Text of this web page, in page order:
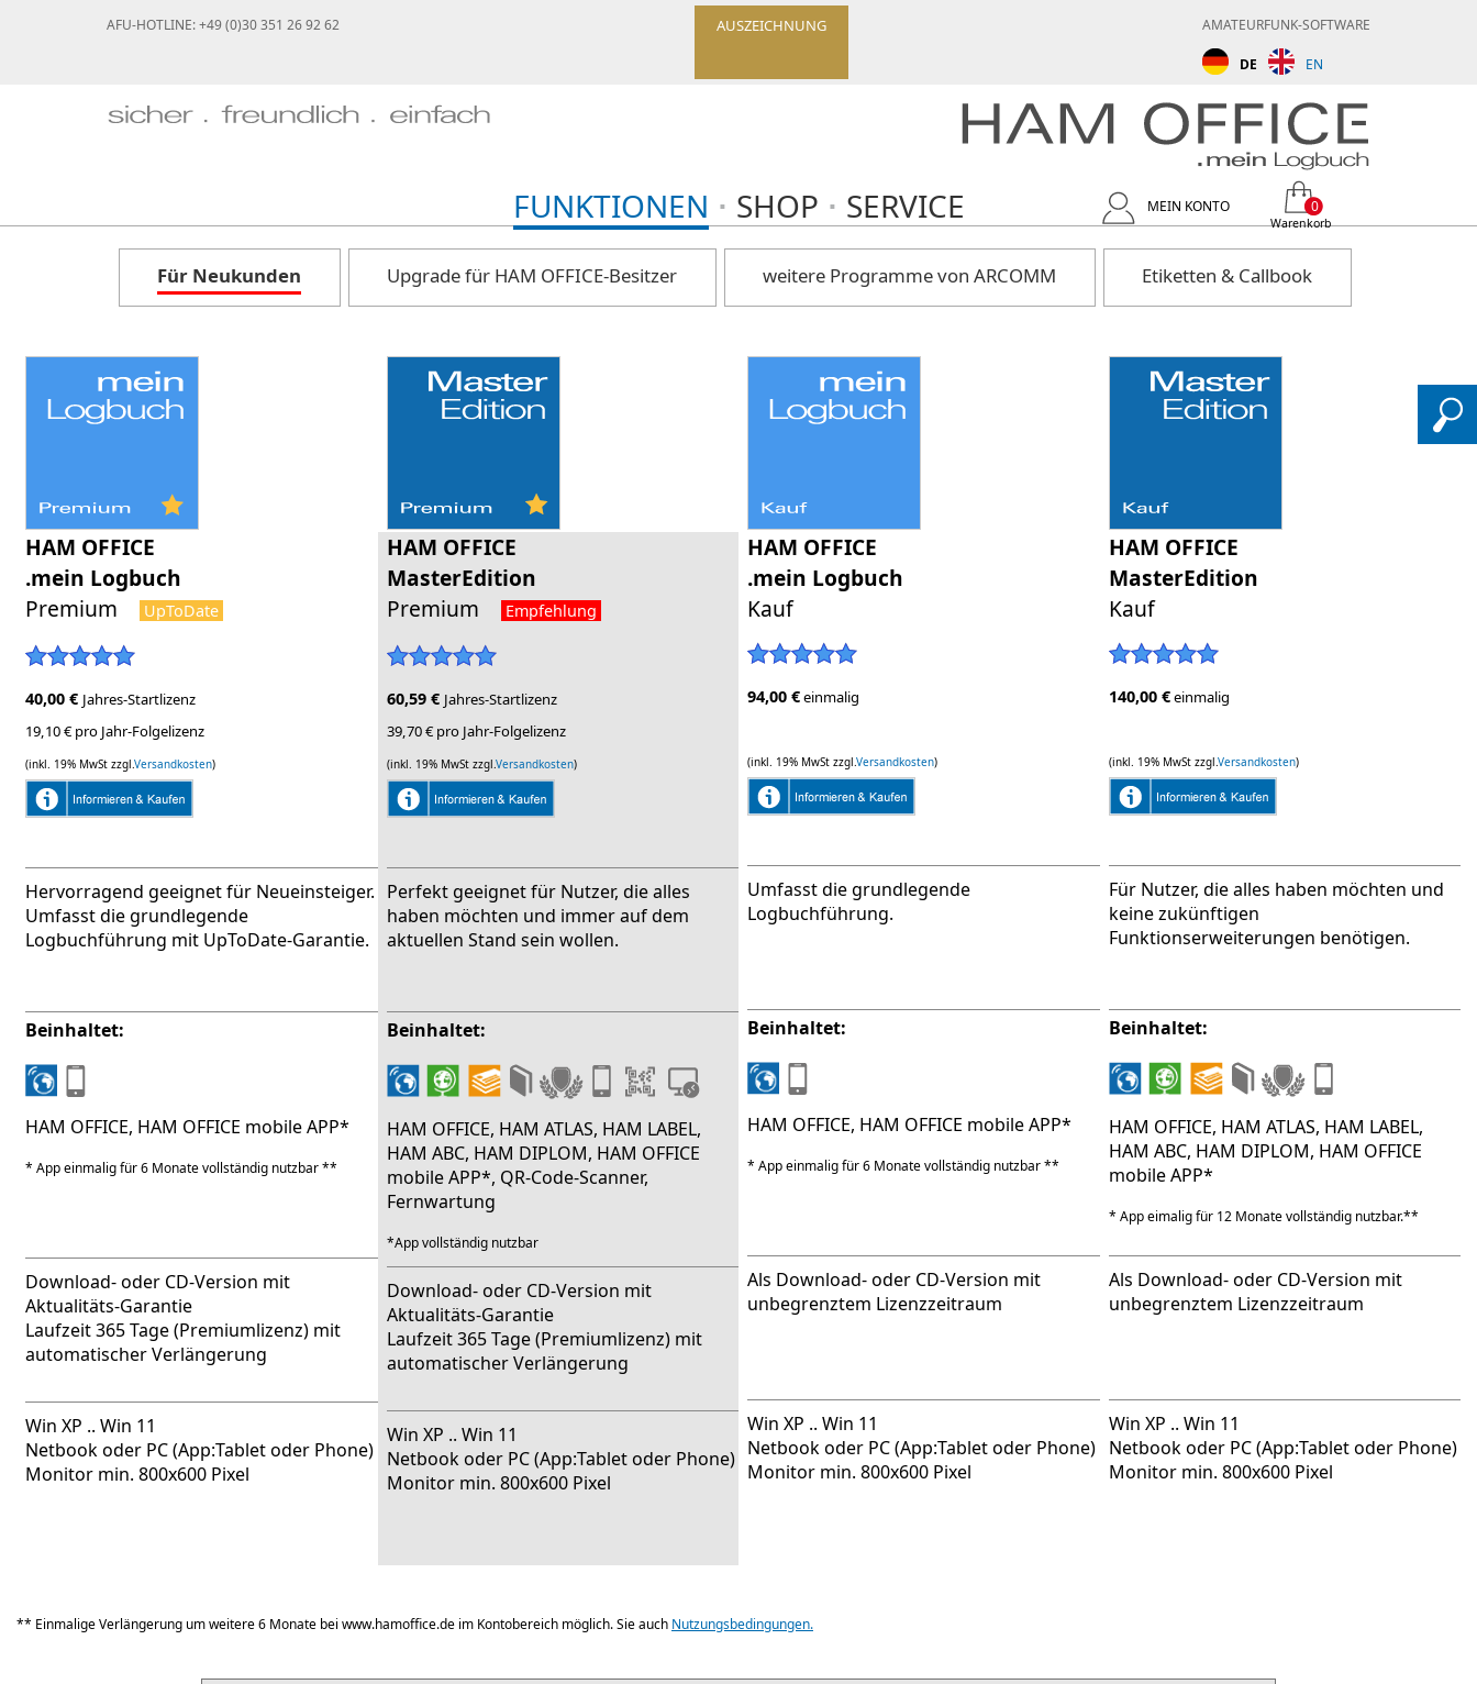
AFU-HOTLINE: +49 (0)30 351 26 92 62 AUSZEICHNUNG AMATEURFUNK-SOFTWARE
DE EN
0
Warenkorb
MEIN KONTO
FUNKTIONEN SHOP SERVICE
Für Neukunden Upgrade für HAM OFFICE-Besitzer weitere Programme von ARCOMM Etiketten & Callbook
HAM OFFICE
.mein Logbuch
Premium
UpToDate
40,00 € Jahres-Startlizenz
19,10 € pro Jahr-Folgelizenz
(inkl. 19% MwSt zzgl. Versandkosten)
Hervorragend geeignet für Neueinsteiger.
Umfasst die grundlegende
Logbuchführung mit UpToDate-Garantie.
Beinhaltet:
HAM OFFICE, HAM OFFICE mobile APP*
* App einmalig für 6 Monate vollständig nutzbar **
Download- oder CD-Version mit
Aktualitäts-Garantie
Laufzeit 365 Tage (Premiumlizenz) mit
automatischer Verlängerung
Win XP .. Win 11
Netbook oder PC (App:Tablet oder Phone)
Monitor min. 800x600 Pixel
HAM OFFICE
MasterEdition
Premium
Empfehlung
60,59 € Jahres-Startlizenz
39,70 € pro Jahr-Folgelizenz
(inkl. 19% MwSt zzgl. Versandkosten)
Perfekt geeignet für Nutzer, die alles
haben möchten und immer auf dem
aktuellen Stand sein wollen.
Beinhaltet:
HAM OFFICE, HAM ATLAS, HAM LABEL,
HAM ABC, HAM DIPLOM, HAM OFFICE
mobile APP*, QR-Code-Scanner,
Fernwartung
*App vollständig nutzbar
Download- oder CD-Version mit
Aktualitäts-Garantie
Laufzeit 365 Tage (Premiumlizenz) mit
automatischer Verlängerung
Win XP .. Win 11
Netbook oder PC (App:Tablet oder Phone)
Monitor min. 800x600 Pixel
HAM OFFICE
.mein Logbuch
Kauf
94,00 €einmalig
(inkl. 19% MwSt zzgl. Versandkosten)
Umfasst die grundlegende
Logbuchführung.
Beinhaltet:
HAM OFFICE, HAM OFFICE mobile APP*
* App einmalig für 6 Monate vollständig nutzbar **
Als Download- oder CD-Version mit
unbegrenztem Lizenzzeitraum
Win XP .. Win 11
Netbook oder PC (App:Tablet oder Phone)
Monitor min. 800x600 Pixel
HAM OFFICE
MasterEdition
Kauf
140,00 €einmalig
(inkl. 19% MwSt zzgl. Versandkosten)
Für Nutzer, die alles haben möchten und
keine zukünftigen
Funktionserweiterungen benötigen.
Beinhaltet:
HAM OFFICE, HAM ATLAS, HAM LABEL,
HAM ABC, HAM DIPLOM, HAM OFFICE
mobile APP*
* App eimalig für 12 Monate vollständig nutzbar.**
Als Download- oder CD-Version mit
unbegrenztem Lizenzzeitraum
Win XP .. Win 11
Netbook oder PC (App:Tablet oder Phone)
Monitor min. 800x600 Pixel
** Einmalige Verlängerung um weitere 6 Monate bei www.hamoffice.de im Kontobereich möglich. Sie auch Nutzungsbedingungen.